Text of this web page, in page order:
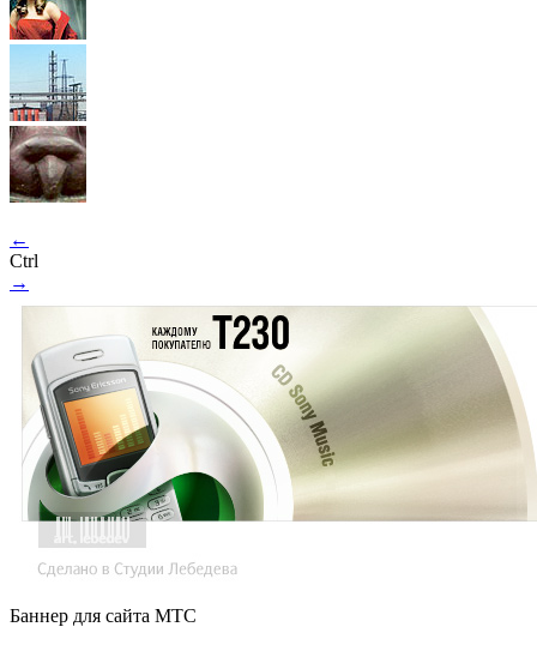
←
Ctrl
→
Баннер для сайта МТС